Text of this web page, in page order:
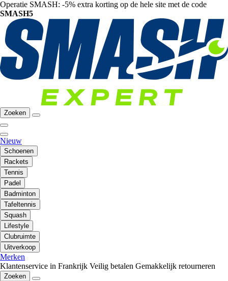
Operatie SMASH: -5% extra korting op de hele site met de code
SMASH5
Zoeken
Nieuw
Schoenen
Rackets
Tennis
Padel
Badminton
Tafeltennis
Squash
Lifestyle
Clubruimte
Uitverkoop
Merken
Klantenservice in Frankrijk Veilig betalen Gemakkelijk retourneren
Zoeken